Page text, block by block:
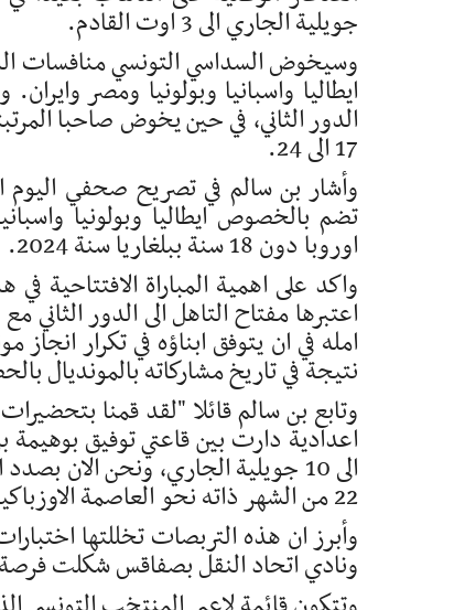
جويلية الجاري الى 3 اوت القادم.
وسيخوض السداسي التونسي منافسات
ايطاليا واسبانيا وبولونيا ومصر
الدور الثاني، في حين يخوض صاحبا
17 الى 24.
وأشار بن سالم في تصريح صحفي
تضم بالخصوص ايطاليا وبولونيا
اوروبا دون 18 سنة ببلغاريا سنة 2024.
واكد على اهمية المباراة الافتتاحية
اعتبرها مفتاح التاهل الى الدور
نتيجة في تاريخ مشاركاته بالمونديال
وتابع بن سالم قائلا "لقد قمنا
22 من الشهر ذاته نحو العاصمة الاوزباكية طشقند لخوض غمار المونديال".
ونادي اتحاد النقل بصفاقس شكلت فرصة